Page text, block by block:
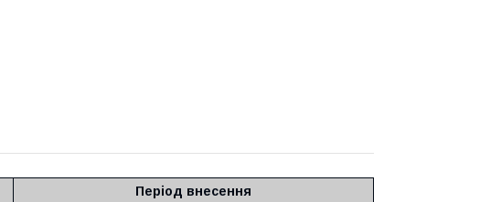
Період внесення